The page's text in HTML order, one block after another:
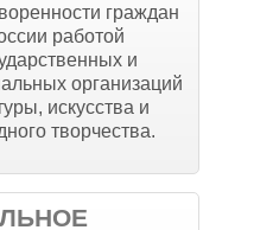
граждан
работой
и
организаций
искусства и
творчества.